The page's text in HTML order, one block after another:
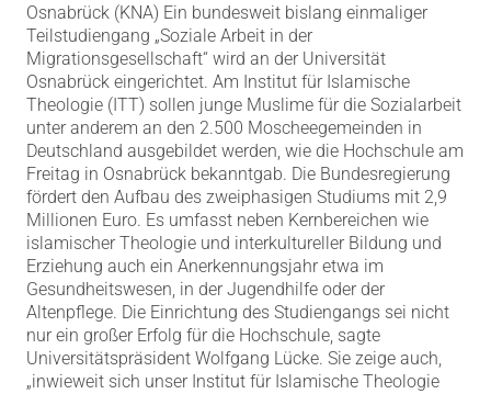
Osnabrück (KNA) Ein bundesweit bislang einmaliger
Teilstudiengang „Soziale Arbeit in der
Migrationsgesellschaft“ wird an der Universität
Osnabrück eingerichtet. Am Institut für Islamische
Theologie (ITT) sollen junge Muslime für die Sozialarbeit
unter anderem an den 2.500 Moscheegemeinden in
Deutschland ausgebildet werden, wie die Hochschule am
Freitag in Osnabrück bekanntgab. Die Bundesregierung
fördert den Aufbau des zweiphasigen Studiums mit 2,9
Millionen Euro. Es umfasst neben Kernbereichen wie
islamischer Theologie und interkultureller Bildung und
Erziehung auch ein Anerkennungsjahr etwa im
Gesundheitswesen, in der Jugendhilfe oder der
Altenpflege. Die Einrichtung des Studiengangs sei nicht
nur ein großer Erfolg für die Hochschule, sagte
Universitätspräsident Wolfgang Lücke. Sie zeige auch,
„inwieweit sich unser Institut für Islamische Theologie